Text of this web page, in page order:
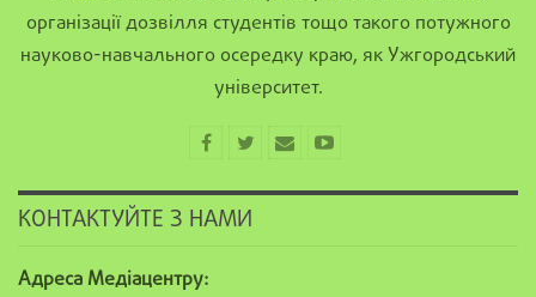
організації дозвілля студентів тощо такого потужного
науково-навчального осередку краю, як Ужгородський
університет.
КОНТАКТУЙТЕ З НАМИ
Адреса Медіацентру: